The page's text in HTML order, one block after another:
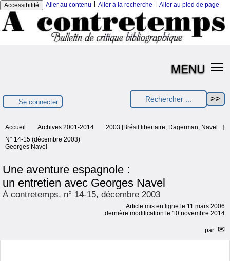
Accessibilité Aller au contenu Aller à la recherche Aller au pied de page
MENU
Se connecter
Accueil Archives 2001-2014
2003 [Brésil libertaire, Dagerman, Navel...]
N° 14-15 (décembre 2003)
Georges Navel
Une aventure espagnole :
un entretien avec Georges Navel
À contretemps, n° 14-15, décembre 2003
Article mis en ligne le 11 mars 2006
dernière modification le 10 novembre 2014
par .